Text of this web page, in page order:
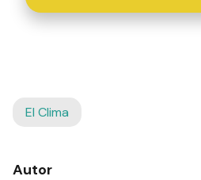
El Clima
Autor